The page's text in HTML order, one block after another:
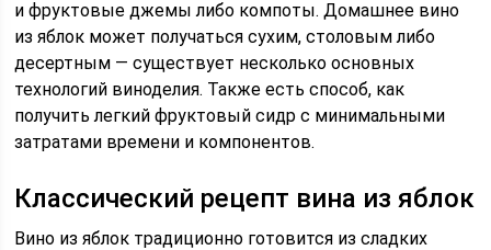
и фруктовые джемы либо компоты. Домашнее вино
из яблок может получаться сухим, столовым либо
десертным — существует несколько основных
технологий виноделия. Также есть способ, как
получить легкий фруктовый сидр с минимальными
затратами времени и компонентов.
Классический рецепт вина из яблок
Вино из яблок традиционно готовится из сладких